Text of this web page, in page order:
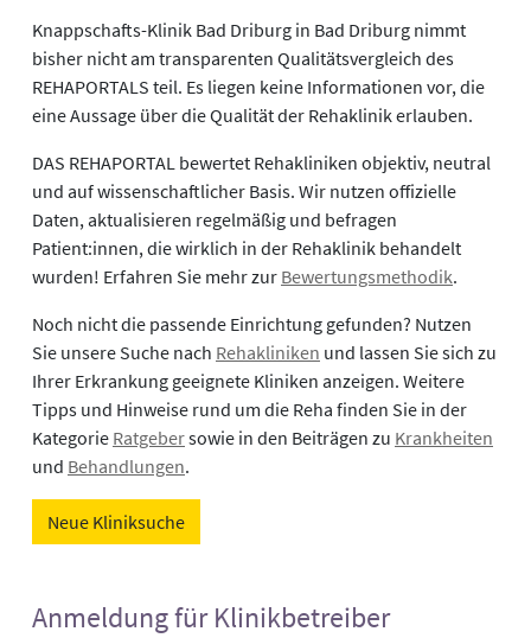
Knappschafts-Klinik Bad Driburg in Bad Driburg nimmt
bisher nicht am transparenten Qualitätsvergleich des
REHAPORTALS teil. Es liegen keine Informationen vor, die
eine Aussage über die Qualität der Rehaklinik erlauben.
DAS REHAPORTAL bewertet Rehakliniken objektiv, neutral
und auf wissenschaftlicher Basis. Wir nutzen offizielle
Daten, aktualisieren regelmäßig und befragen
Patient:innen, die wirklich in der Rehaklinik behandelt
wurden! Erfahren Sie mehr zur Bewertungsmethodik.
Noch nicht die passende Einrichtung gefunden? Nutzen
Sie unsere Suche nach Rehakliniken und lassen Sie sich zu
Ihrer Erkrankung geeignete Kliniken anzeigen. Weitere
Tipps und Hinweise rund um die Reha finden Sie in der
Kategorie Ratgebersowie in den Beiträgen zu Krankheiten
und Behandlungen.
Neue Kliniksuche
Anmeldung für Klinikbetreiber